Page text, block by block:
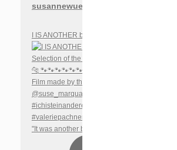
susannewuest
I IS ANOTHER by Felix Randau will premiere
"It was another beautiful day here. We made